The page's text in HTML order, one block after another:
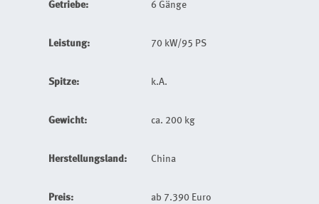
Getriebe: 6 Gänge
Leistung: 70 kW/95 PS
Spitze: k.A.
Gewicht: ca. 200 kg
Herstellungsland: China
Preis: ab 7.390 Euro